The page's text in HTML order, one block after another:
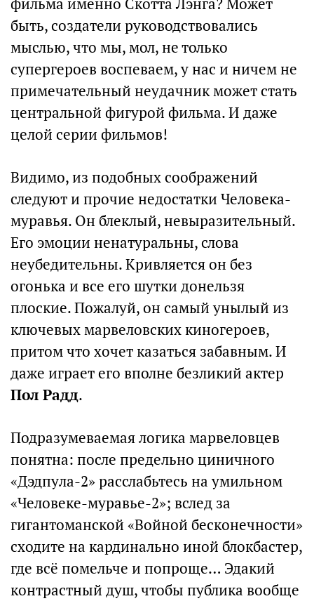
фильма именно Скотта Лэнга? Может
быть, создатели руководствовались
мыслью, что мы, мол, не только
супергероев воспеваем, у нас и ничем не
примечательный неудачник может стать
центральной фигурой фильма. И даже
целой серии фильмов!
Видимо, из подобных соображений
следуют и прочие недостатки Человека-
муравья. Он блеклый, невыразительный.
Его эмоции ненатуральны, слова
неубедительны. Кривляется он без
огонька и все его шутки донельзя
плоские. Пожалуй, он самый унылый из
ключевых марвеловских киногероев,
притом что хочет казаться забавным. И
даже играет его вполне безликий актер
Пол Радд.
Подразумеваемая логика марвеловцев
понятна: после предельно циничного
«Дэдпула-2» расслабьтесь на умильном
«Человеке-муравье-2»; вслед за
гигантоманской «Войной бесконечности»
сходите на кардинально иной блокбастер,
где всё помельче и попроще… Эдакий
контрастный душ, чтобы публика вообще